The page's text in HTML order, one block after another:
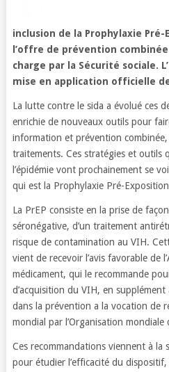
inclusion de la Prophylaxie Pré-
l’offre de prévention
charge par la Sécurité sociale.
mise en application officielle
La lutte contre le sida a évolué ces
enrichie de nouveaux outils pour
information et prévention
traitements. Ces stratégies et
l’épidémie vont prochainement se
qui est la Prophylaxie Pré-
La PrEP consiste en la prise de
séronégative, d’un traitement
risque de contamination au VIH.
vient de recevoir l’avis favorable de
médicament, qui le recommande
d’acquisition du VIH, en
dans la prévention a la vocation de
mondial par l’Organisation mondiale
Ces recommandations viennent à la
pour étudier l’efficacité du dispositif,